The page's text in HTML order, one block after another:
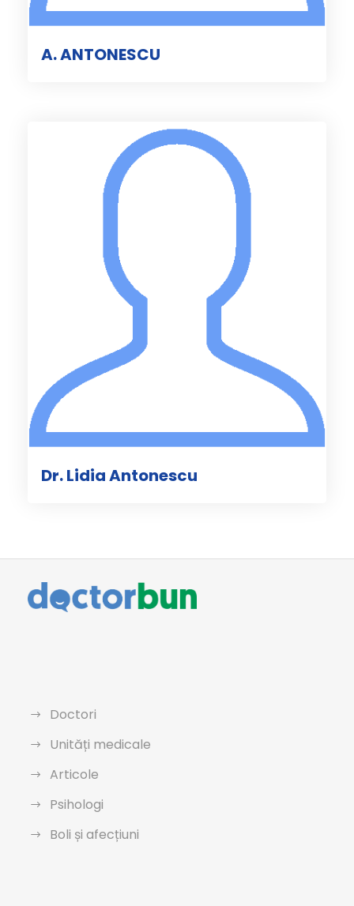
A. ANTONESCU
Dr. Lidia Antonescu
Doctori
Unități medicale
Articole
Psihologi
Boli și afecțiuni